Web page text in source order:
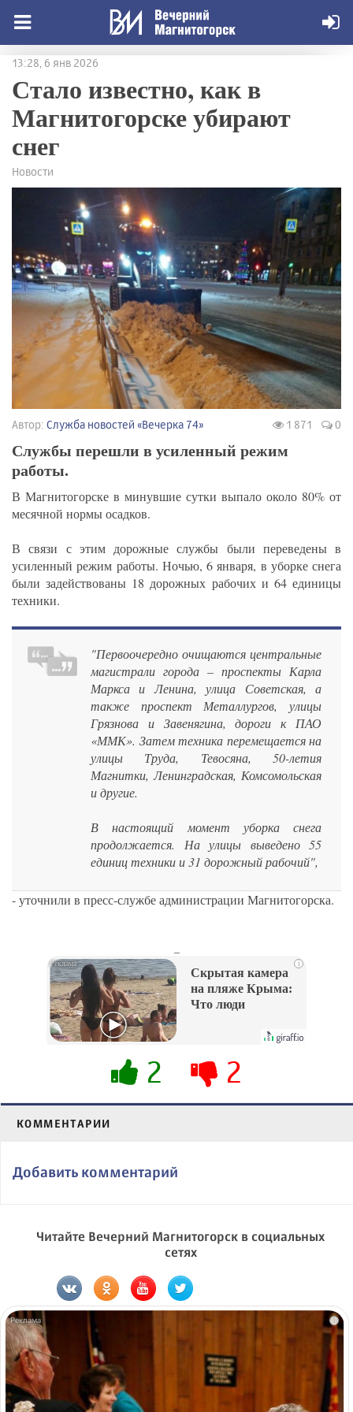
13:28, 6 янв 2026
Стало известно, как в
Магнитогорске убирают
снег
Новости
Автор: Служба новостей «Вечерка 74» 1 871 0
Службы перешли в усиленный режим
работы.
В Магнитогорске в минувшие сутки выпало около 80% от
месячной нормы осадков.
В связи с этим дорожные службы были переведены в
усиленный режим работы. Ночью, 6 января, в уборке снега
были задействованы 18 дорожных рабочих и 64 единицы
техники.
"Первоочередно очищаются центральные
магистрали города – проспекты Карла
Маркса и Ленина, улица Советская, а
также проспект Металлургов, улицы
Грязнова и Завенягина, дороги к ПАО
«ММК». Затем техника перемещается на
улицы Труда, Тевосяна, 50-летия
Магнитки, Ленинградская, Комсомольская
и другие.
В настоящий момент уборка снега
продолжается. На улицы выведено 55
единиц техники и 31 дорожный рабочий",
- уточнили в пресс-службе администрации Магнитогорска.
i
Скрытая камера
на пляже Крыма:
Что люди
их не видят...
2 2
КОММЕНТАРИИ
Добавить комментарий
Читайте Вечерний Магнитогорск в социальных
сетях
i